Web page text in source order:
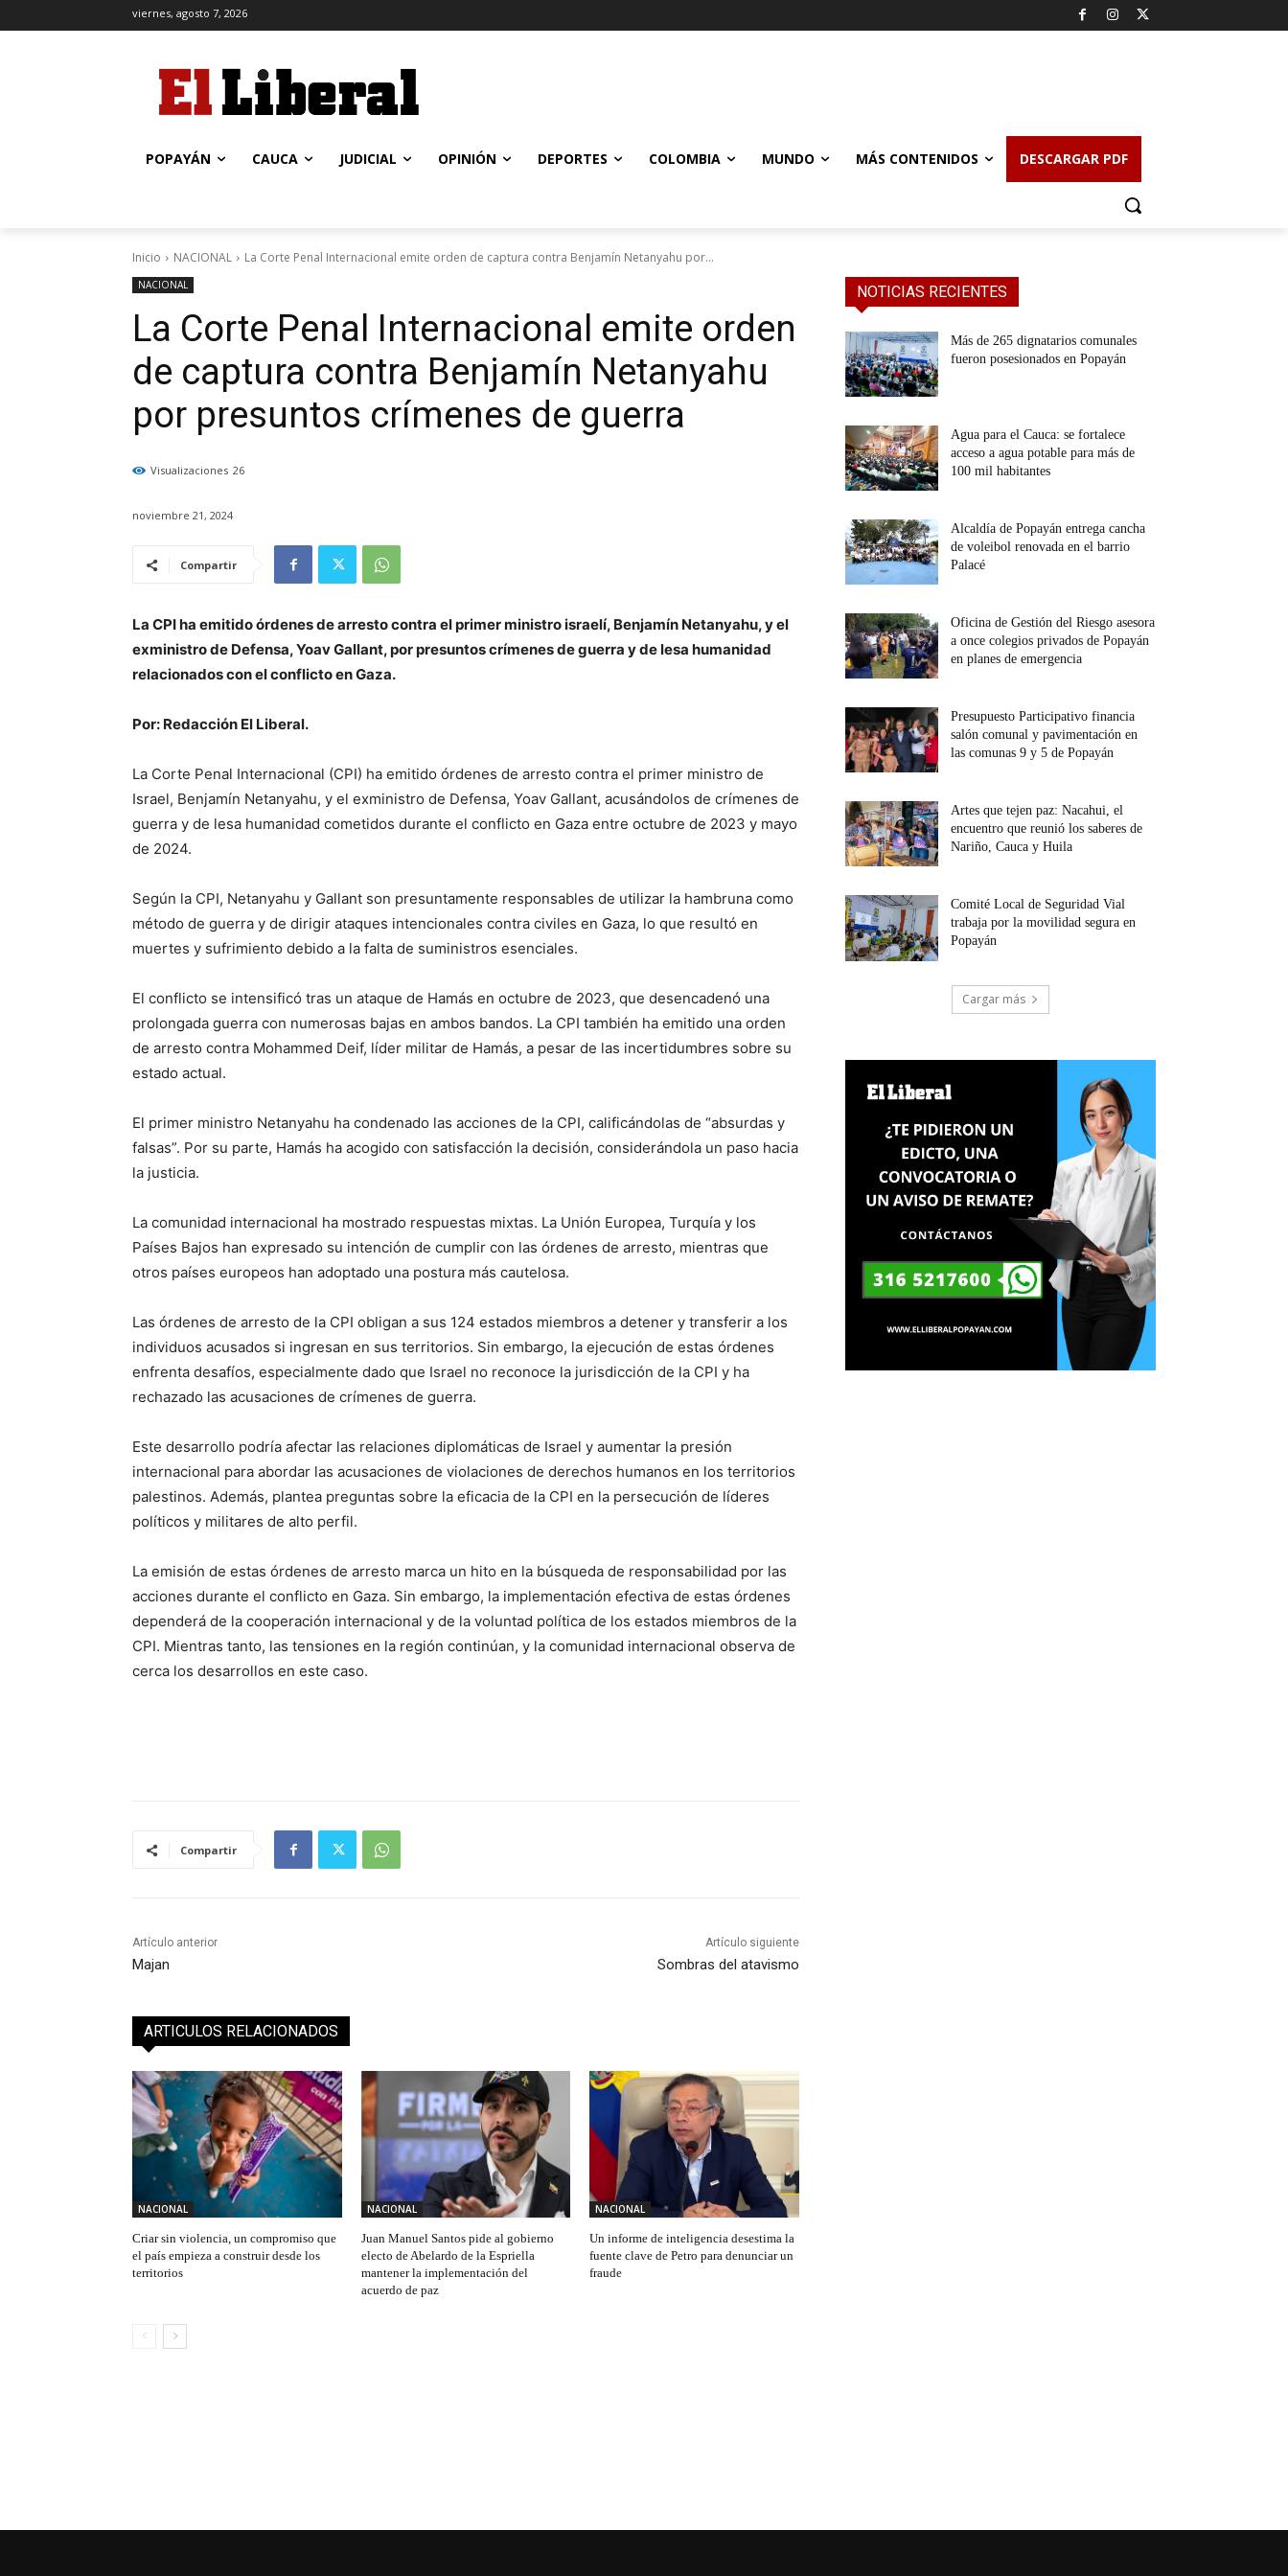
viernes, agosto 7, 2026
POPAYÁN CAUCA JUDICIAL OPINIÓN DEPORTES COLOMBIA MUNDO MÁS CONTENIDOS DESCARGAR PDF
Inicio NACIONAL La Corte Penal Internacional emite orden de captura contra Benjamín Netanyahu por...
NACIONAL
La Corte Penal Internacional emite orden
de captura contra Benjamín Netanyahu
por presuntos crímenes de guerra
Visualizaciones 26
noviembre 21, 2024
Compartir
La CPI ha emitido órdenes de arresto contra el primer ministro israelí, Benjamín Netanyahu, y el
exministro de Defensa, Yoav Gallant, por presuntos crímenes de guerra y de lesa humanidad
relacionados con el conflicto en Gaza.
Por: Redacción El Liberal.
La Corte Penal Internacional (CPI) ha emitido órdenes de arresto contra el primer ministro de
Israel, Benjamín Netanyahu, y el exministro de Defensa, Yoav Gallant, acusándolos de crímenes de
guerra y de lesa humanidad cometidos durante el conflicto en Gaza entre octubre de 2023 y mayo
de 2024.
Según la CPI, Netanyahu y Gallant son presuntamente responsables de utilizar la hambruna como
método de guerra y de dirigir ataques intencionales contra civiles en Gaza, lo que resultó en
muertes y sufrimiento debido a la falta de suministros esenciales.
El conflicto se intensificó tras un ataque de Hamás en octubre de 2023, que desencadenó una
prolongada guerra con numerosas bajas en ambos bandos. La CPI también ha emitido una orden
de arresto contra Mohammed Deif, líder militar de Hamás, a pesar de las incertidumbres sobre su
estado actual.
El primer ministro Netanyahu ha condenado las acciones de la CPI, calificándolas de “absurdas y
falsas”. Por su parte, Hamás ha acogido con satisfacción la decisión, considerándola un paso hacia
la justicia.
La comunidad internacional ha mostrado respuestas mixtas. La Unión Europea, Turquía y los
Países Bajos han expresado su intención de cumplir con las órdenes de arresto, mientras que
otros países europeos han adoptado una postura más cautelosa.
Las órdenes de arresto de la CPI obligan a sus 124 estados miembros a detener y transferir a los
individuos acusados si ingresan en sus territorios. Sin embargo, la ejecución de estas órdenes
enfrenta desafíos, especialmente dado que Israel no reconoce la jurisdicción de la CPI y ha
rechazado las acusaciones de crímenes de guerra.
Este desarrollo podría afectar las relaciones diplomáticas de Israel y aumentar la presión
internacional para abordar las acusaciones de violaciones de derechos humanos en los territorios
palestinos. Además, plantea preguntas sobre la eficacia de la CPI en la persecución de líderes
políticos y militares de alto perfil.
La emisión de estas órdenes de arresto marca un hito en la búsqueda de responsabilidad por las
acciones durante el conflicto en Gaza. Sin embargo, la implementación efectiva de estas órdenes
dependerá de la cooperación internacional y de la voluntad política de los estados miembros de la
CPI. Mientras tanto, las tensiones en la región continúan, y la comunidad internacional observa de
cerca los desarrollos en este caso.
Compartir
Artículo anterior
Majan
Artículo siguiente
Sombras del atavismo
ARTICULOS RELACIONADOS
NACIONAL
Criar sin violencia, un compromiso que
el país empieza a construir desde los
territorios
NACIONAL
Juan Manuel Santos pide al gobierno
electo de Abelardo de la Espriella
mantener la implementación del
acuerdo de paz
NACIONAL
Un informe de inteligencia desestima la
fuente clave de Petro para denunciar un
fraude
NOTICIAS RECIENTES
Más de 265 dignatarios comunales
fueron posesionados en Popayán
Agua para el Cauca: se fortalece
acceso a agua potable para más de
100 mil habitantes
Alcaldía de Popayán entrega cancha
de voleibol renovada en el barrio
Palacé
Oficina de Gestión del Riesgo asesora
a once colegios privados de Popayán
en planes de emergencia
Presupuesto Participativo financia
salón comunal y pavimentación en
las comunas 9 y 5 de Popayán
Artes que tejen paz: Nacahui, el
encuentro que reunió los saberes de
Nariño, Cauca y Huila
Comité Local de Seguridad Vial
trabaja por la movilidad segura en
Popayán
Cargar más